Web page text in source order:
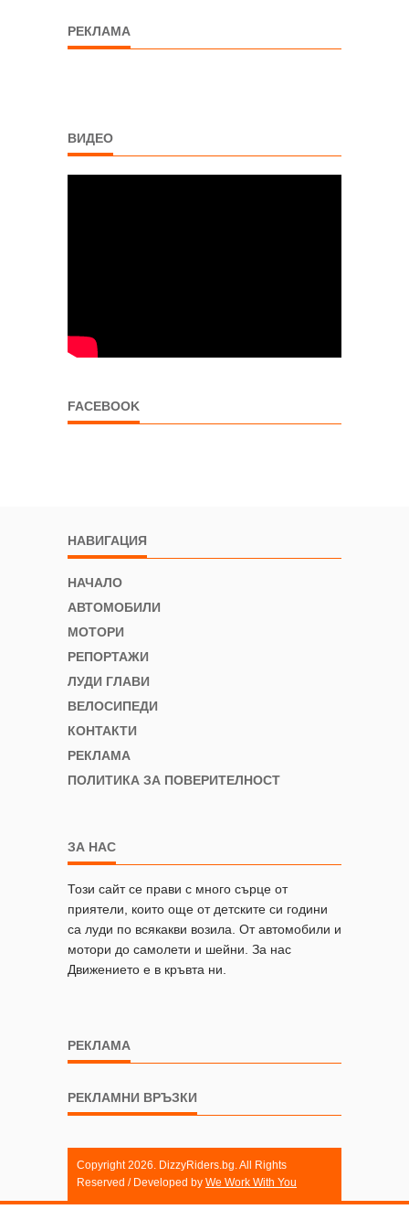
РЕКЛАМА
ВИДЕО
FACEBOOK
НАВИГАЦИЯ
НАЧАЛО
АВТОМОБИЛИ
МОТОРИ
РЕПОРТАЖИ
ЛУДИ ГЛАВИ
ВЕЛОСИПЕДИ
КОНТАКТИ
РЕКЛАМА
ПОЛИТИКА ЗА ПОВЕРИТЕЛНОСТ
ЗА НАС
Този сайт се прави с много сърце от
приятели, които още от детските си години
са луди по всякакви возила. От автомобили и
мотори до самолети и шейни. За нас
Движението е в кръвта ни.
РЕКЛАМА
РЕКЛАМНИ ВРЪЗКИ
Copyright 2026. DizzyRiders.bg. All Rights
Reserved / Developed by We Work With You